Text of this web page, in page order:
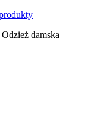
Odzież damska